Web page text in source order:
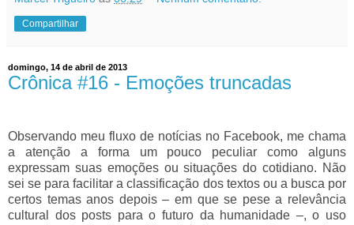
Compartilhar
domingo, 14 de abril de 2013
Crônica #16 - Emoções truncadas
Observando meu fluxo de notícias no Facebook, me chama
a atenção a forma um pouco peculiar como alguns
expressam suas emoções ou situações do cotidiano. Não
sei se para facilitar a classificação dos textos ou a busca por
certos temas anos depois – em que se pese a relevância
cultural dos posts para o futuro da humanidade –, o uso